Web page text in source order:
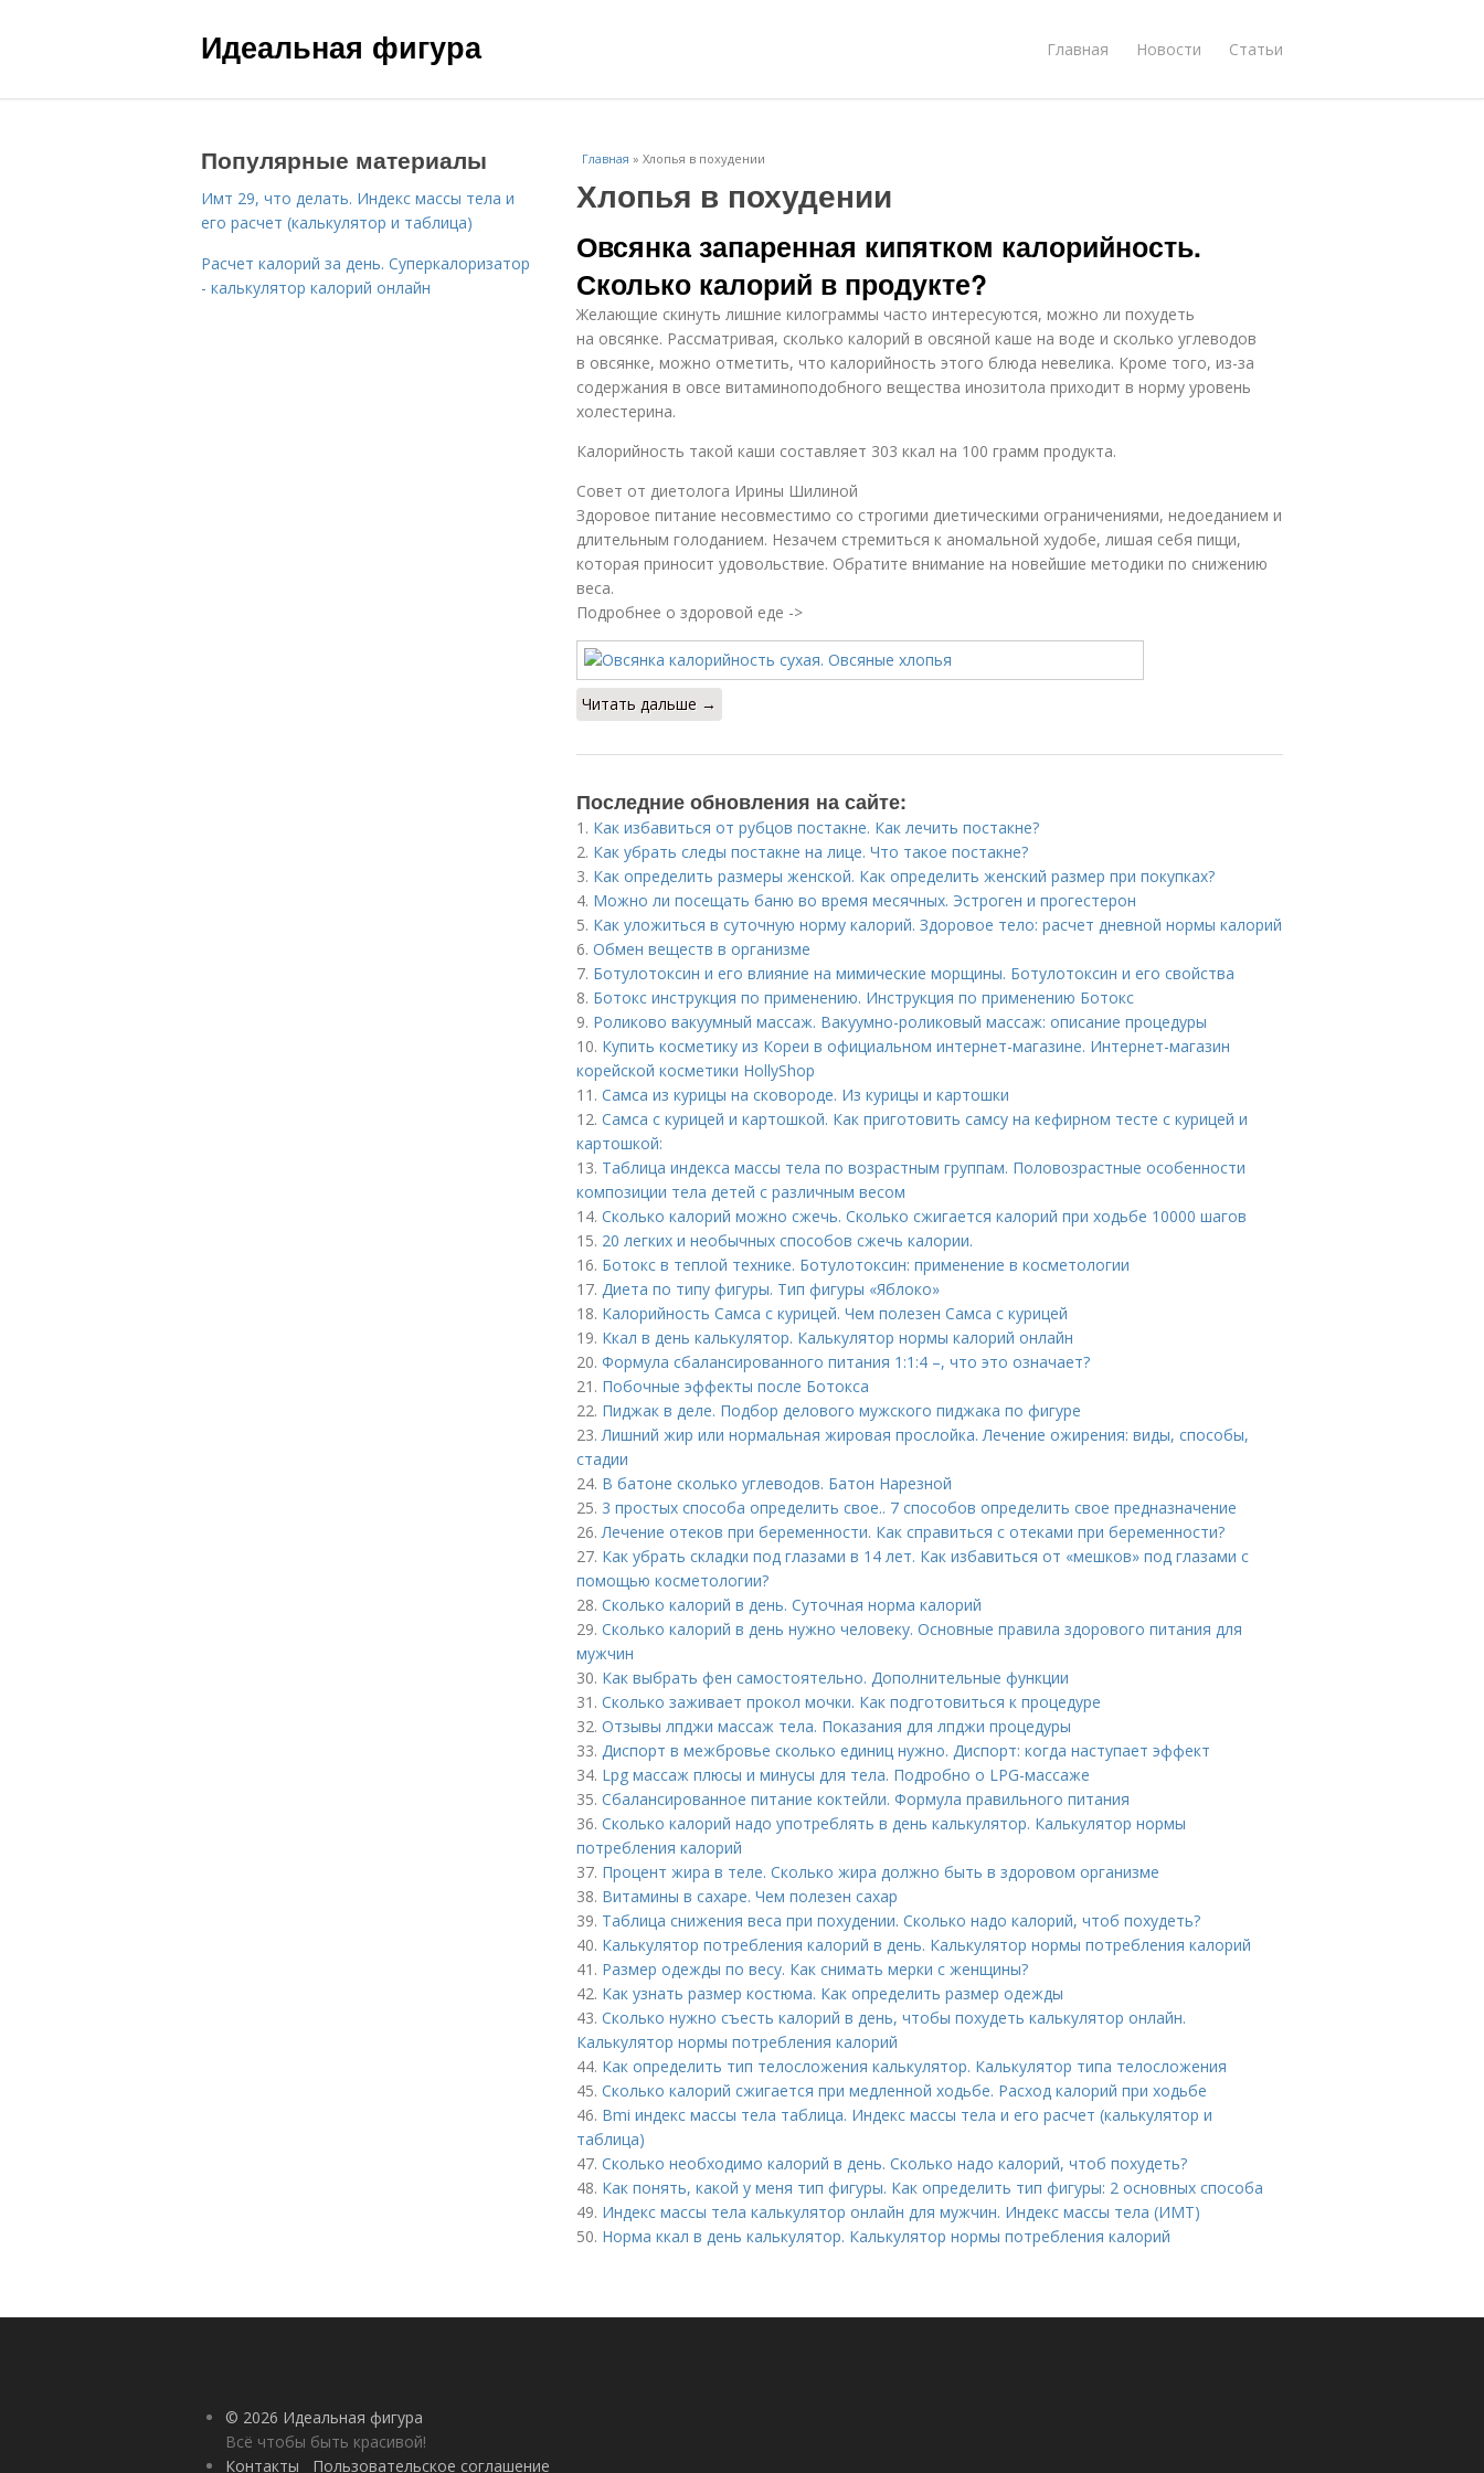
Идеальная фигура Главная Новости Статьи
Главная » Хлопья в похудении
Хлопья в похудении
Овсянка запаренная кипятком калорийность.
Сколько калорий в продукте?
Желающие скинуть лишние килограммы часто интересуются, можно ли похудеть
на овсянке. Рассматривая, сколько калорий в овсяной каше на воде и сколько углеводов
в овсянке, можно отметить, что калорийность этого блюда невелика. Кроме того, из-за
содержания в овсе витаминоподобного вещества инозитола приходит в норму уровень
холестерина.
Калорийность такой каши составляет 303 ккал на 100 грамм продукта.
Совет от диетолога Ирины Шилиной
Здоровое питание несовместимо со строгими диетическими ограничениями, недоеданием и
длительным голоданием. Незачем стремиться к аномальной худобе, лишая себя пищи,
которая приносит удовольствие. Обратите внимание на новейшие методики по снижению
веса.
Подробнее о здоровой еде ->
Читать дальше →
Последние обновления на сайте:
1. Как избавиться от рубцов постакне. Как лечить постакне?
2. Как убрать следы постакне на лице. Что такое постакне?
3. Как определить размеры женской. Как определить женский размер при покупках?
4. Можно ли посещать баню во время месячных. Эстроген и прогестерон
5. Как уложиться в суточную норму калорий. Здоровое тело: расчет дневной нормы калорий
6. Обмен веществ в организме
7. Ботулотоксин и его влияние на мимические морщины. Ботулотоксин и его свойства
8. Ботокс инструкция по применению. Инструкция по применению Ботокс
9. Роликово вакуумный массаж. Вакуумно-роликовый массаж: описание процедуры
10. Купить косметику из Кореи в официальном интернет-магазине. Интернет-магазин
корейской косметики HollyShop
11. Самса из курицы на сковороде. Из курицы и картошки
12. Самса с курицей и картошкой. Как приготовить самсу на кефирном тесте с курицей и
картошкой:
13. Таблица индекса массы тела по возрастным группам. Половозрастные особенности
композиции тела детей с различным весом
14. Сколько калорий можно сжечь. Сколько сжигается калорий при ходьбе 10000 шагов
15. 20 легких и необычных способов сжечь калории.
16. Ботокс в теплой технике. Ботулотоксин: применение в косметологии
17. Диета по типу фигуры. Тип фигуры «Яблоко»
18. Калорийность Самса с курицей. Чем полезен Самса с курицей
19. Ккал в день калькулятор. Калькулятор нормы калорий онлайн
20. Формула сбалансированного питания 1:1:4 –, что это означает?
21. Побочные эффекты после Ботокса
22. Пиджак в деле. Подбор делового мужского пиджака по фигуре
23.Лишний жир или нормальная жировая прослойка. Лечение ожирения: виды, способы,
стадии
24. В батоне сколько углеводов. Батон Нарезной
25. 3 простых способа определить свое.. 7 способов определить свое предназначение
26.Лечение отеков при беременности. Как справиться с отеками при беременности?
27. Как убрать складки под глазами в 14 лет. Как избавиться от «мешков» под глазами с
помощью косметологии?
28. Сколько калорий в день. Суточная норма калорий
29. Сколько калорий в день нужно человеку. Основные правила здорового питания для
мужчин
30. Как выбрать фен самостоятельно. Дополнительные функции
31. Сколько заживает прокол мочки. Как подготовиться к процедуре
32. Отзывы лпджи массаж тела. Показания для лпджи процедуры
33. Диспорт в межбровье сколько единиц нужно. Диспорт: когда наступает эффект
34. Lpg массаж плюсы и минусы для тела. Подробно о LPG-массаже
35. Сбалансированное питание коктейли. Формула правильного питания
36. Сколько калорий надо употреблять в день калькулятор. Калькулятор нормы
потребления калорий
37. Процент жира в теле. Сколько жира должно быть в здоровом организме
38. Витамины в сахаре. Чем полезен сахар
39. Таблица снижения веса при похудении. Сколько надо калорий, чтоб похудеть?
40. Калькулятор потребления калорий в день. Калькулятор нормы потребления калорий
41. Размер одежды по весу. Как снимать мерки с женщины?
42. Как узнать размер костюма. Как определить размер одежды
43. Сколько нужно съесть калорий в день, чтобы похудеть калькулятор онлайн.
Калькулятор нормы потребления калорий
44. Как определить тип телосложения калькулятор. Калькулятор типа телосложения
45. Сколько калорий сжигается при медленной ходьбе. Расход калорий при ходьбе
46. Bmi индекс массы тела таблица. Индекс массы тела и его расчет (калькулятор и
таблица)
47. Сколько необходимо калорий в день. Сколько надо калорий, чтоб похудеть?
48. Как понять, какой у меня тип фигуры. Как определить тип фигуры: 2 основных способа
49. Индекс массы тела калькулятор онлайн для мужчин. Индекс массы тела (ИМТ)
50. Норма ккал в день калькулятор. Калькулятор нормы потребления калорий
Популярные материалы
Имт 29, что делать. Индекс массы тела и
его расчет (калькулятор и таблица)
Расчет калорий за день. Суперкалоризатор
- калькулятор калорий онлайн
© 2026 Идеальная фигура
Всё чтобы быть красивой!
Контакты
Пользовательское соглашение